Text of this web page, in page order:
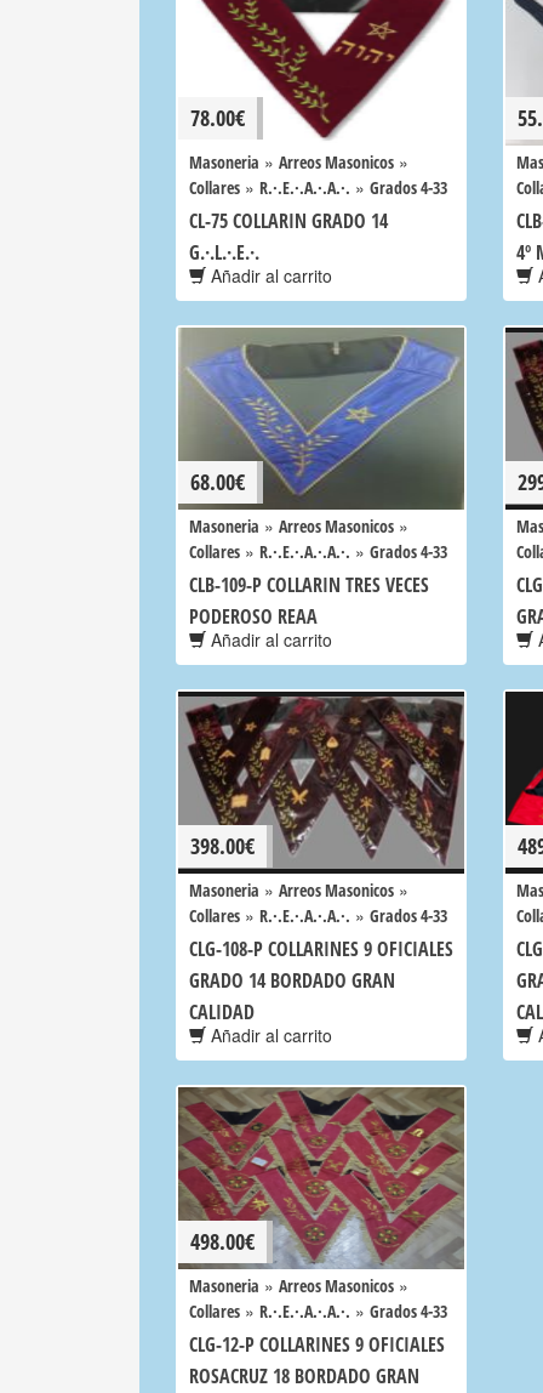
78.00€
Masoneria » Arreos Masonicos »
Collares » R.·.E.·.A.·.A.·. » Grados 4-33
CL-75 COLLARIN GRADO 14
G.·.L.·.E.·.
Añadir al carrito
4º
68.00€
Masoneria » Arreos Masonicos »
Collares » R.·.E.·.A.·.A.·. » Grados 4-33
CLB-109-P COLLARIN TRES VECES
PODEROSO REAA
Añadir al carrito
398.00€
Masoneria » Arreos Masonicos »
Collares » R.·.E.·.A.·.A.·. » Grados 4-33
CLG-108-P COLLARINES 9 OFICIALES
GRADO 14 BORDADO GRAN
CALIDAD
Añadir al carrito
498.00€
Masoneria » Arreos Masonicos »
Collares » R.·.E.·.A.·.A.·. » Grados 4-33
CLG-12-P COLLARINES 9 OFICIALES
ROSACRUZ 18 BORDADO GRAN